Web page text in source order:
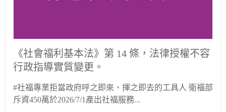
《社會福利基本法》第 14 條，法律授權不容
行政指導實質變更。
#社福專業拒當政府呼之即來、揮之即去的工具人 衛福部
斥資450萬於2026/7/1產出社福服務...